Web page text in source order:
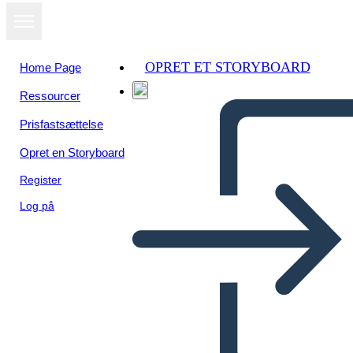
Home Page
Ressourcer
Prisfastsættelse
Opret en Storyboard
Register
Log på
OPRET ET STORYBOARD